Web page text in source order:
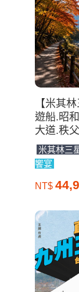
【米其
遊船.昭
大道.秩
米其林三
饗宴
NT$
王牌九州